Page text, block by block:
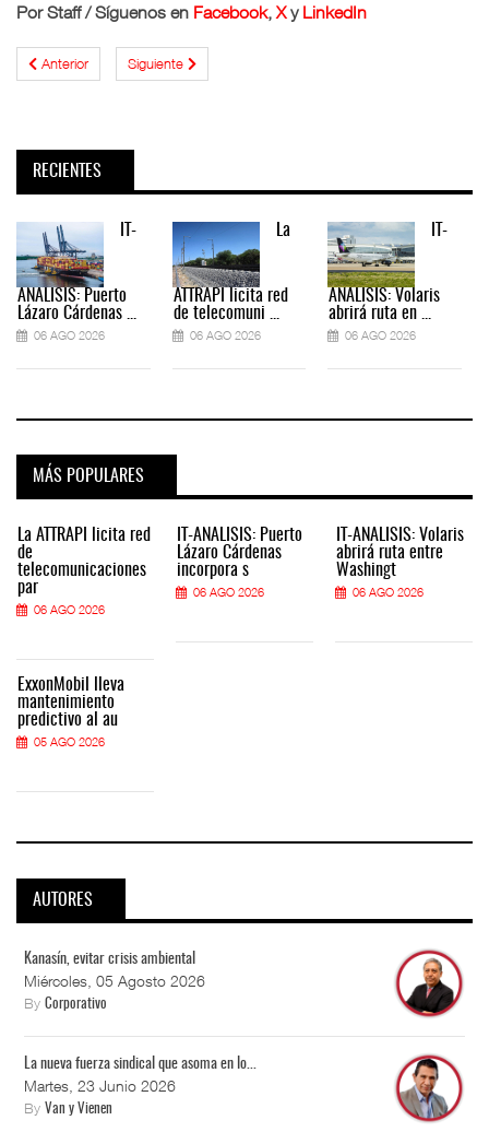
Por Staff / Síguenos en Facebook, Xy LinkedIn
Anterior Siguiente
RECIENTES
IT-
ANÁLISIS: Puerto
Lázaro Cárdenas ...
06 AGO 2026
La
ATTRAPI licita red
de telecomuni ...
06 AGO 2026
IT-
ANÁLISIS: Volaris
abrirá ruta en ...
06 AGO 2026
MÁS POPULARES
La ATTRAPI licita red
de
telecomunicaciones
par
06 AGO 2026
ExxonMobil lleva
mantenimiento
predictivo al au
05 AGO 2026
IT-ANÁLISIS: Puerto
Lázaro Cárdenas
incorpora s
06 AGO 2026
IT-ANÁLISIS: Volaris
abrirá ruta entre
Washingt
06 AGO 2026
AUTORES
Kanasín, evitar crisis ambiental
Miércoles, 05 Agosto 2026
By Corporativo
La nueva fuerza sindical que asoma en lo...
Martes, 23 Junio 2026
By Van y Vienen